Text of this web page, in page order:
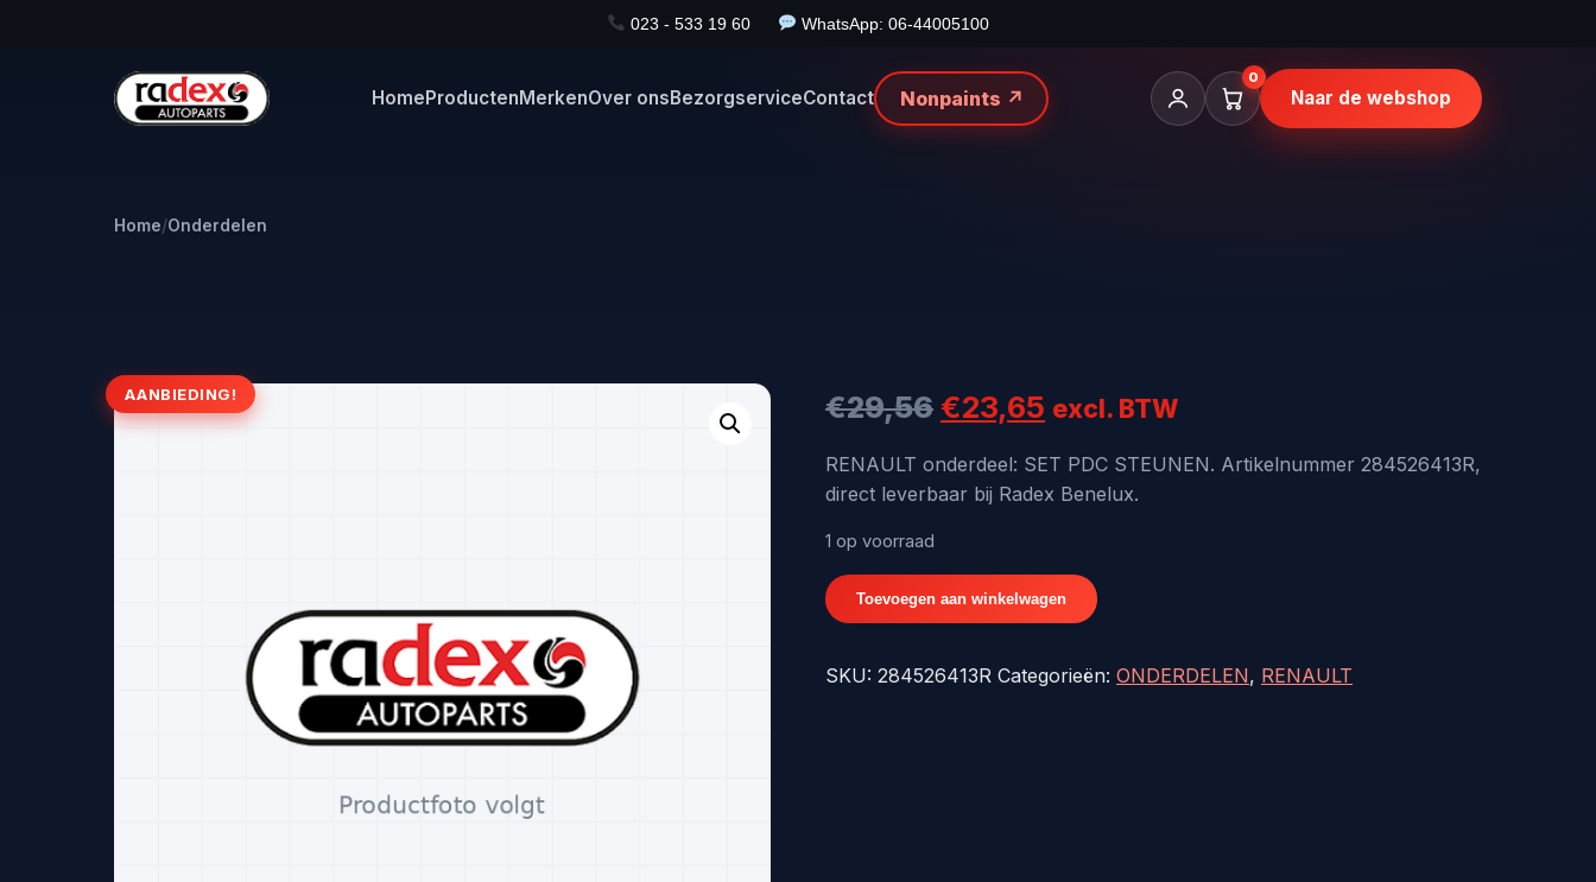
023 - 533 19 60 WhatsApp: 06-44005100
HomeProductenMerkenOver onsBezorgserviceContact Nonpaints ↗
0
Naar de webshop
Home/Onderdelen
AANBIEDING! €29,56Oorspronkelijke
prijs
was:
€23,65 Huidige
prijs
is:
excl. BTW
RENAULT onderdeel: SET PDC STEUNEN. Artikelnummer 284526413R,
direct leverbaar bij Radex Benelux.
1 op voorraad
SET
PDC
-
Toevoegen aan winkelwagen
SKU:284526413R Categorieën:ONDERDELEN, RENAULT